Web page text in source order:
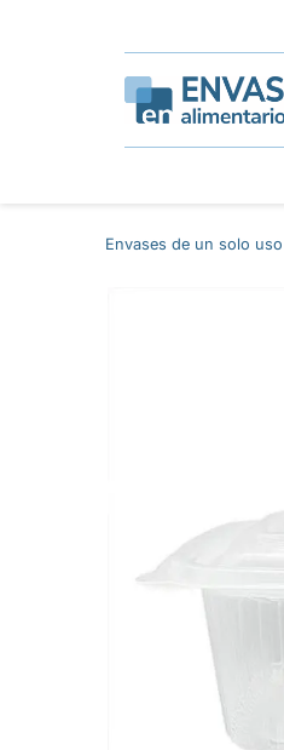
Envases de un solo uso